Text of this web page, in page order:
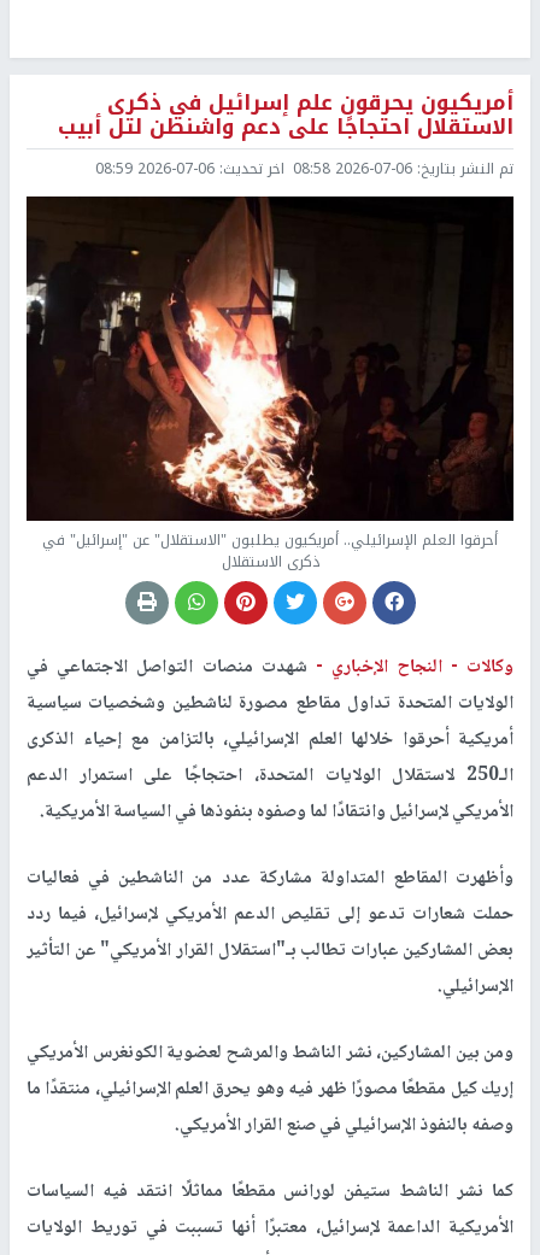
أمريكيون يحرقون علم إسرائيل في ذكرى
الاستقلال احتجاجًا على دعم واشنطن لتل أبيب
تم النشر بتاريخ: 2026-07-06 08:58 اخر تحديث: 2026-07-06 08:59
أحرقوا العلم الإسرائيلي.. أمريكيون يطلبون "الاستقلال" عن "إسرائيل" في
ذكرى الاستقلال
وكالات -النجاح الإخباري - شهدت منصات التواصل الاجتماعي في
الولايات المتحدة تداول مقاطع مصورة لناشطين وشخصيات سياسية
أمريكية أحرقوا خلالها العلم الإسرائيلي، بالتزامن مع إحياء الذكرى
الـ250 لاستقلال الولايات المتحدة، احتجاجًا على استمرار الدعم
الأمريكي لإسرائيل وانتقادًا لما وصفوه بنفوذها في السياسة الأمريكية.
وأظهرت المقاطع المتداولة مشاركة عدد من الناشطين في فعاليات
حملت شعارات تدعو إلى تقليص الدعم الأمريكي لإسرائيل، فيما ردد
بعض المشاركين عبارات تطالب بـ"استقلال القرار الأمريكي" عن التأثير
الإسرائيلي.
ومن بين المشاركين، نشر الناشط والمرشح لعضوية الكونغرس الأمريكي
إريك كيل مقطعًا مصورًا ظهر فيه وهو يحرق العلم الإسرائيلي، منتقدًا ما
وصفه بالنفوذ الإسرائيلي في صنع القرار الأمريكي.
كما نشر الناشط ستيفن لورانس مقطعًا مماثلًا انتقد فيه السياسات
الأمريكية الداعمة لإسرائيل، معتبرًا أنها تسببت في توريط الولايات